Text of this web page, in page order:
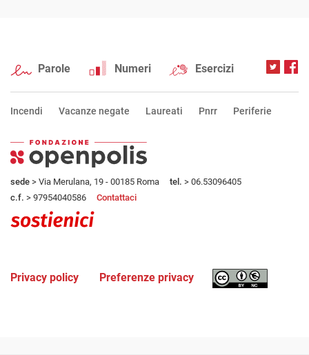
Parole Numeri Esercizi
Incendi Vacanze negate Laureati Pnrr Periferie
sede > Via Merulana, 19 - 00185 Roma tel. > 06.53096405
c.f. > 97954040586 Contattaci
Privacy policy Preferenze privacy